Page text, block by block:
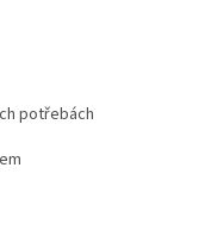
potřebách